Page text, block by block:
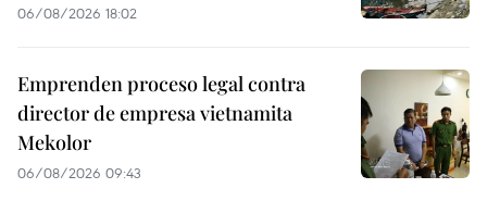
06/08/2026 18:02
Emprenden proceso legal contra
director de empresa vietnamita
Mekolor
06/08/2026 09:43